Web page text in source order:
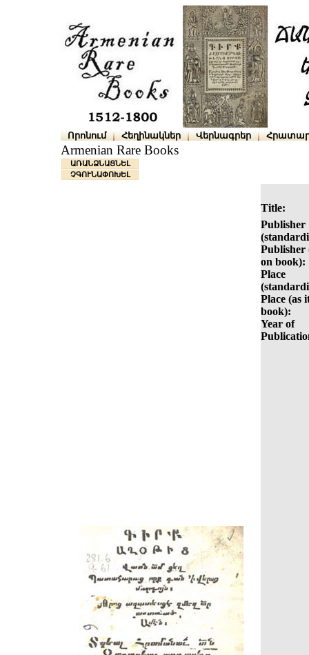
Որոնում Հեղինակներ Վերնագրեր
Armenian Rare Books
ԱՌԱՆՁՆԱՑՆԵԼ
ՉԳՈՒՆԱՓՈԽԵԼ
Title:
Publisher
Publisher
on book):
Place
Place (as
book):
Year of